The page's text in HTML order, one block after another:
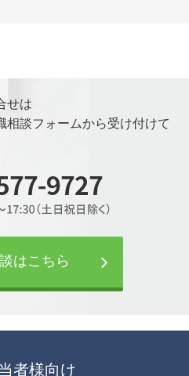
せは
相談フォームから受け付けて
はこちら
者様向け